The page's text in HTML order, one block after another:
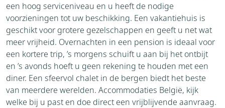
een hoog serviceniveau en u heeft de nodige
voorzieningen tot uw beschikking. Een vakantiehuis is
geschikt voor grotere gezelschappen en geeft u net wat
meer vrijheid. Overnachten in een pension is ideaal voor
een kortere trip, ’s morgens schuift u aan bij het ontbijt
en ’s avonds hoeft u geen rekening te houden met een
diner. Een sfeervol chalet in de bergen biedt het beste
van meerdere werelden. Accommodaties België, kijk
welke bij u past en doe direct een vrijblijvende aanvraag.